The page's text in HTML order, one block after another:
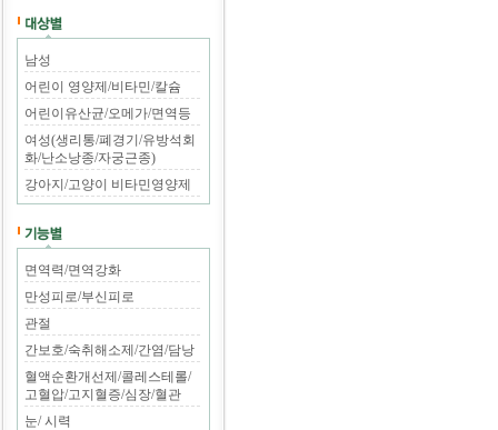
남성
어린이 영양제/비타민/칼슘
어린이유산균/오메가/면역등
여성(생리통/폐경기/유방석회
화/난소낭종/자궁근종)
강아지/고양이 비타민영양제
면역력/면역강화
만성피로/부신피로
관절
간보호/숙취해소제/간염/담낭
혈액순환개선제/콜레스테롤/
고혈압/고지혈증/심장/혈관
눈/ 시력